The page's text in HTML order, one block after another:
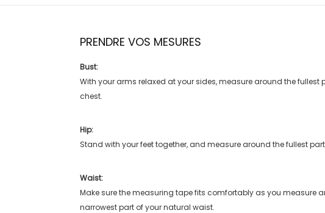
PRENDRE VOS MESURES
Bust:
With your arms relaxed at your sides, measure around the fullest
chest.
Hip:
Stand with your feet together, and measure around the fullest
Waist:
Make sure the measuring tape fits comfortably as you measure
narrowest part of your natural waist.